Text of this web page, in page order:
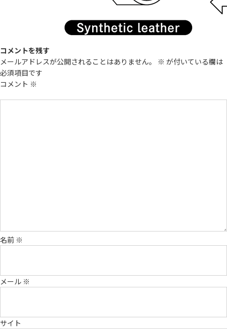
コメントを残す
メールアドレスが公開されることはありません。
※ が付いている欄は
必須項目です
コメント ※
名前 ※
メール ※
サイト